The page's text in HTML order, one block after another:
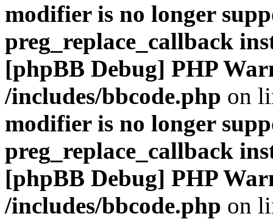
modifier is no longer
preg_replace_callback
[phpBB Debug] PHP
/includes/bbcode.php on
modifier is no longer
preg_replace_callback
[phpBB Debug] PHP
/includes/bbcode.php on